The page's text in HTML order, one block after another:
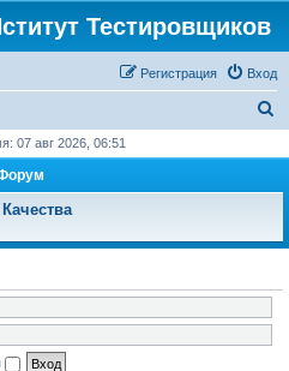
Тестировщиков
Вход
Регистрация
с
07 авг 2026, 06:51